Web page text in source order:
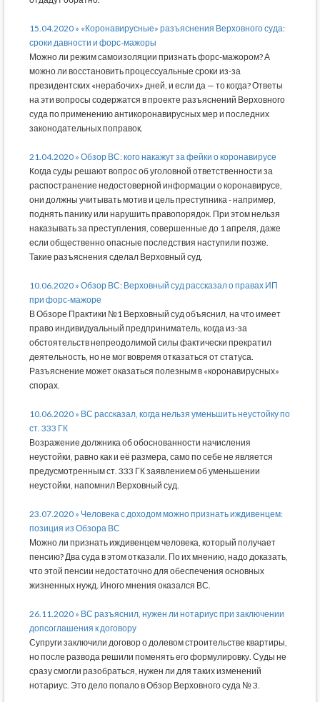
15.04.2020 » «Коронавирусные» разъяснения Верховного суда:
сроки давности и форс-мажоры
Можно ли режим самоизоляции признать форс-мажором? А
можно ли восстановить процессуальные сроки из-за
президентских «нерабочих» дней, и если да — то когда? Ответы
на эти вопросы содержатся в проекте разъяснений Верховного
суда по применению антикоронавирусных мер и последних
законодательных поправок.
21.04.2020 » Обзор ВС: кого накажут за фейки о коронавирусе
Когда суды решают вопрос об уголовной ответственности за
распостранение недостоверной информации о коронавирусе,
они должны учитывать мотив и цель преступника - например,
поднять панику или нарушить правопорядок. При этом нельзя
наказывать за преступления, совершенные до 1 апреля, даже
если общественно опасные последствия наступили позже.
Такие разъяснения сделал Верховный суд.
10.06.2020 » Обзор ВС: Верховный суд рассказал о правах ИП
при форс-мажоре
В Обзоре Практики №1 Верховный суд объяснил, на что имеет
право индивидуальный предприниматель, когда из-за
обстоятельств непреодолимой силы фактически прекратил
деятельность, но не мог вовремя отказаться от статуса.
Разъяснение может оказаться полезным в «коронавирусных»
спорах.
10.06.2020 » ВС рассказал, когда нельзя уменьшить неустойку по
ст. 333 ГК
Возражение должника об обоснованности начисления
неустойки, равно как и её размера, само по себе не является
предусмотренным ст. 333 ГК заявлением об уменьшении
неустойки, напомнил Верховный суд.
23.07.2020 » Человека с доходом можно признать иждивенцем:
позиция из Обзора ВС
Можно ли признать иждивенцем человека, который получает
пенсию? Два суда в этом отказали. По их мнению, надо доказать,
что этой пенсии недостаточно для обеспечения основных
жизненных нужд. Иного мнения оказался ВС.
26.11.2020 » ВС разъяснил, нужен ли нотариус при заключении
допсоглашения к договору
Супруги заключили договор о долевом строительстве квартиры,
но после развода решили поменять его формулировку. Суды не
сразу смогли разобраться, нужен ли для таких изменений
нотариус. Это дело попало в Обзор Верховного суда № 3.